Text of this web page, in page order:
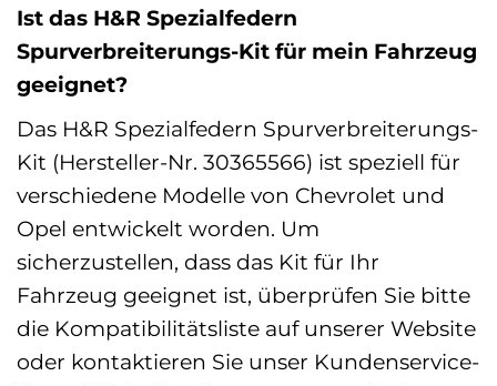
Ist das H&R Spezialfedern
Spurverbreiterungs-Kit für mein Fahrzeug
geeignet?
Das H&R Spezialfedern Spurverbreiterungs-
Kit (Hersteller-Nr. 30365566) ist speziell für
verschiedene Modelle von Chevrolet und
Opel entwickelt worden. Um
sicherzustellen, dass das Kit für Ihr
Fahrzeug geeignet ist, überprüfen Sie bitte
die Kompatibilitätsliste auf unserer Website
oder kontaktieren Sie unser Kundenservice-